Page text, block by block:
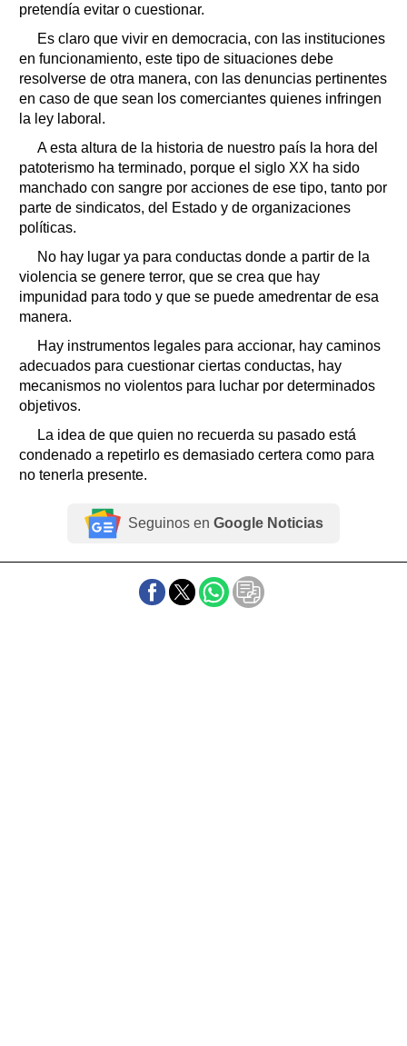
pretendía evitar o cuestionar.
Es claro que vivir en democracia, con las instituciones
en funcionamiento, este tipo de situaciones debe
resolverse de otra manera, con las denuncias pertinentes
en caso de que sean los comerciantes quienes infringen
la ley laboral.
A esta altura de la historia de nuestro país la hora del
patoterismo ha terminado, porque el siglo XX ha sido
manchado con sangre por acciones de ese tipo, tanto por
parte de sindicatos, del Estado y de organizaciones
políticas.
No hay lugar ya para conductas donde a partir de la
violencia se genere terror, que se crea que hay
impunidad para todo y que se puede amedrentar de esa
manera.
Hay instrumentos legales para accionar, hay caminos
adecuados para cuestionar ciertas conductas, hay
mecanismos no violentos para luchar por determinados
objetivos.
La idea de que quien no recuerda su pasado está
condenado a repetirlo es demasiado certera como para
no tenerla presente.
Seguinos en Google Noticias